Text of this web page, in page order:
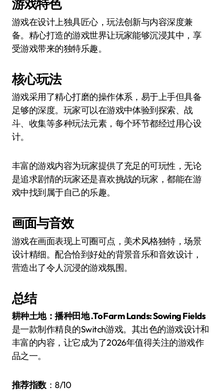
游戏特色
游戏在设计上独具匠心，玩法创新与内容深度兼
备。精心打造的游戏世界让玩家能够沉浸其中，享
受游戏带来的独特乐趣。
核心玩法
游戏采用了精心打磨的操作体系，易于上手但具备
足够的深度。玩家可以在游戏中体验到探索、战
斗、收集等多种玩法元素，每个环节都经过用心设
计。
丰富的游戏内容为玩家提供了充足的可玩性，无论
是追求剧情的玩家还是喜欢挑战的玩家，都能在游
戏中找到属于自己的乐趣。
画面与音效
游戏在画面表现上可圈可点，美术风格独特，场景
设计精细。配合恰到好处的背景音乐和音效设计，
营造出了令人沉浸的游戏氛围。
总结
耕种土地：播种田地 .To Farm Lands: Sowing Fields
是一款制作精良的Switch游戏。其出色的游戏设计和
丰富的内容，让它成为了2026年值得关注的游戏作
品之一。
推荐指数：8/10